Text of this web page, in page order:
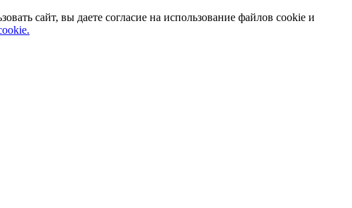
сайт, вы даете согласие на использование файлов cookie и